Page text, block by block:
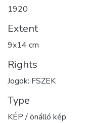
1920
Extent
9x14 cm
Rights
Jogok: FSZEK
Type
KÉP / önálló kép